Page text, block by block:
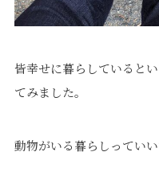
皆幸せに暮らしていると
てみました。
動物がいる暮らしっていい